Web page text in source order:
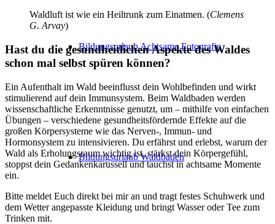
Bildungsurlaub Achtsame Fotografie
Bildungsurlaub Waldbaden
Waldluft ist wie ein Heiltrunk zum Einatmen. (Clemens
G. Arvay)
Hast du die gesundheitlichen Aspekte des Waldes
schon mal selbst spüren können?
Ein Aufenthalt im Wald beeinflusst dein Wohlbefinden und wirkt
stimulierend auf dein Immunsystem. Beim Waldbaden werden
wissenschaftliche Erkenntnisse genutzt, um – mithilfe von einfachen
Übungen – verschiedene gesundheitsfördernde Effekte auf die
großen Körpersysteme wie das Nerven-, Immun- und
Hormonsystem zu intensivieren. Du erfährst und erlebst, warum der
Wald als Erholungsraum wichtig ist, stärkst dein Körpergefühl,
stoppst dein Gedankenkarussell und tauchst in achtsame Momente
ein.
Bitte meldet Euch direkt bei mir an und tragt festes Schuhwerk und
dem Wetter angepasste Kleidung und bringt Wasser oder Tee zum
Trinken mit.